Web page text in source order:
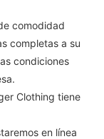
comodidad
completas a su
condiciones
Clothing tiene
en línea